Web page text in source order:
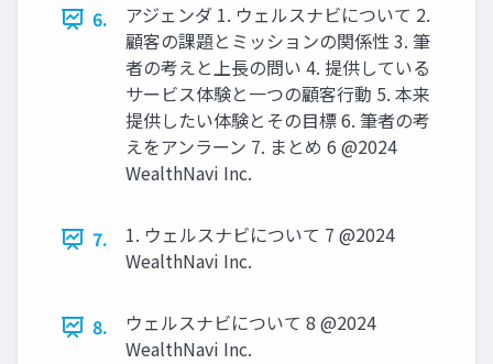
6.
アジェンダ 1. ウェルスナビについて 2.
顧客の課題とミッションの関係性 3. 筆
者の考えと上長の問い 4. 提供している
サービス体験と一つの顧客行動 5. 本来
提供したい体験とその目標 6. 筆者の考
えをアンラーン 7. まとめ 6 @2024
WealthNavi Inc.
7.
1. ウェルスナビについて 7 @2024
WealthNavi Inc.
8.
ウェルスナビについて 8 @2024
WealthNavi Inc.